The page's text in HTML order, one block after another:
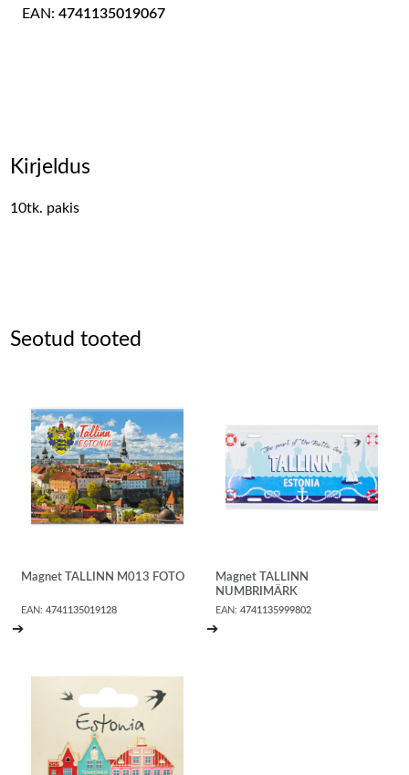
EAN: 4741135019067
Kirjeldus
10tk. pakis
Seotud tooted
Magnet TALLINN M013 FOTO
EAN:4741135019128
➔
Magnet TALLINN
NUMBRIMÄRK
EAN:4741135999802
➔